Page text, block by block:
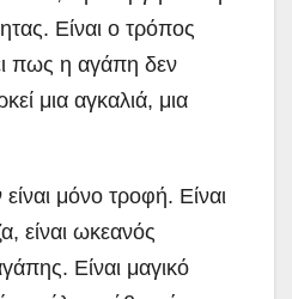
Είναι ο τρόπος
πως η αγάπη δεν
μια αγκαλιά, μια
μόνο τροφή. Είναι
είναι ωκεανός
Είναι μαγικό